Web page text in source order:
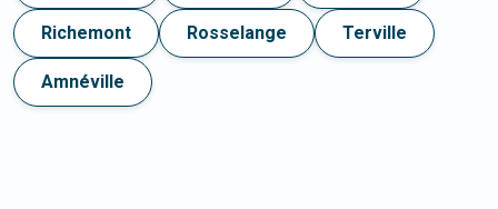
Richemont Rosselange Terville
Amnéville